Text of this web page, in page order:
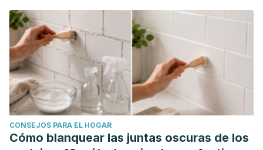
CONSEJOS PARA EL HOGAR
Cómo blanquear las juntas oscuras de los